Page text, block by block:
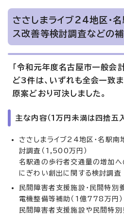
ささしまライブ24地区・
ス改善等検討調査などの
「令和元年度名古屋市一般会
ど3件は、いずれも全会一致
原案どおり可決しました。
主な内容（1万円未満は四捨五入
ささしまライブ24地区・名駅南
討調査（1,500万円）
名駅通の歩行者交通量の増加
にぎわい創出に関する検討調査
民間障害者支援施設・民間特別
電機整備等補助（1億778万円）
民間障害者支援施設や民間特